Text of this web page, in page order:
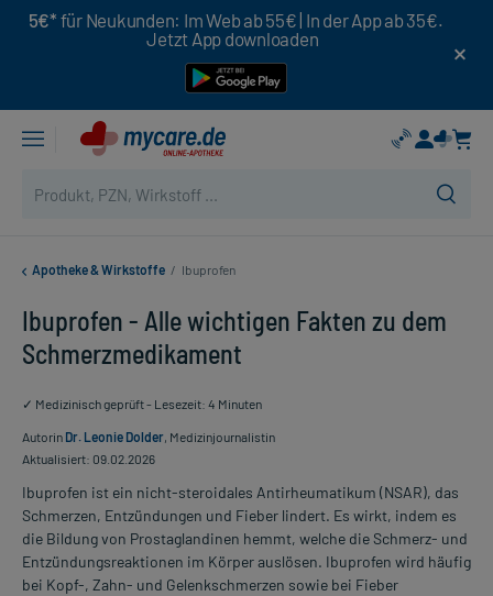
5€* für Neukunden: Im Web ab 55€ | In der App ab 35€.
Jetzt App downloaden
Apotheke & Wirkstoffe / Ibuprofen
Ibuprofen - Alle wichtigen Fakten zu dem
Schmerzmedikament
✓ Medizinisch geprüft - Lesezeit: 4 Minuten
Autorin Dr. Leonie Dolder, Medizinjournalistin
Aktualisiert: 09.02.2026
Ibuprofen ist ein nicht-steroidales Antirheumatikum (NSAR), das
Schmerzen, Entzündungen und Fieber lindert. Es wirkt, indem es
die Bildung von Prostaglandinen hemmt, welche die Schmerz- und
Entzündungsreaktionen im Körper auslösen. Ibuprofen wird häufig
bei Kopf-, Zahn- und Gelenkschmerzen sowie bei Fieber